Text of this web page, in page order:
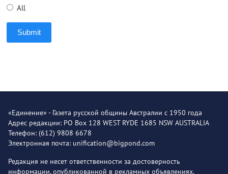
All
Submit
«Единение» - Газета русской общины Австралии с 1950 года
Адрес редакции: PO Box 128 WEST RYDE 1685 NSW AUSTRALIA
Телефон: (612) 9808 6678
Электронная почта: unification@bigpond.com
Редакция не несет ответственности за достоверность
информации, опубликованной в рекламных объявлениях.